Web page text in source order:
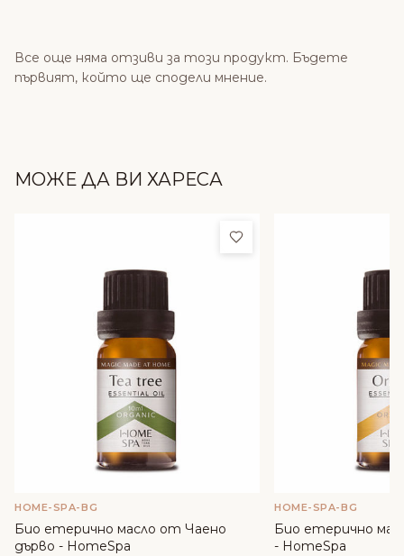
Все още няма отзиви за този продукт. Бъдете
първият, който ще сподели мнение.
МОЖЕ ДА ВИ ХАРЕСА
Добави в любими
HOME-SPA-BG
Био етерично масло от Чаено
дърво - HomeSpa
HOME-SPA-BG
Био етерично
- HomeSpa